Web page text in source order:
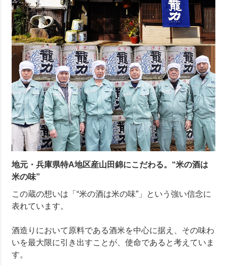
地元・兵庫県特A地区産山田錦にこだわる。“米の酒は
米の味”
この蔵の想いは「“米の酒は米の味”」という強い信念に
表れています。
酒造りにおいて原料である酒米を中心に据え、その味わ
いを最大限に引き出すことが、使命であると考えていま
す。